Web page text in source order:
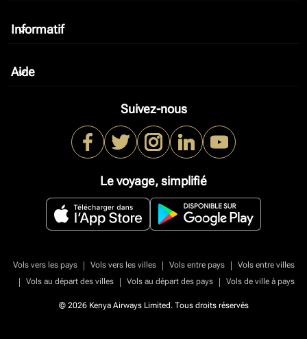
Informatif
keyboard_arrow_down
Aide
keyboard_arrow_down
Suivez-nous
Le voyage, simplifié
Vols vers les pays | Vols vers les villes | Vols entre pays |
Vols entre villes
|
Vols au départ des villes | Vols au départ des pays | Vols de ville à pays
© 2026 Kenya Airways Limited. Tous droits réservés